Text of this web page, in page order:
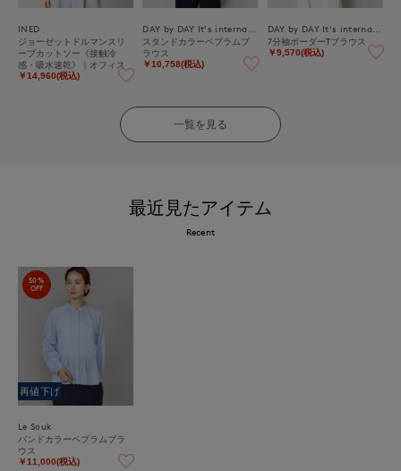
INED
ジョーゼットドルマンスリ
ーブカットソー《接触冷
感・吸水速乾》｜オフィス
カジュアルにも大活躍、ひ
￥14,960(税込)
スタンドカラーペプラムブ
ラウス
￥10,758(税込)
7分袖ボーダーTブラウス
￥9,570(税込)
一覧を見る
最近見たアイテム
Recent
50%
OFF
再値下げ
Le Souk
バンドカラーペプラムブラ
ウス
￥11,000(税込)